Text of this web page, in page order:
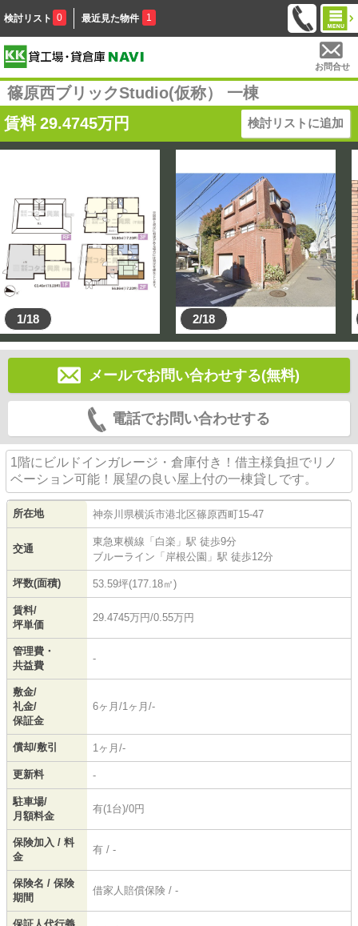
検討リスト 0 最近見た物件 1
お問合せ
篠原西ブリックStudio(仮称） 一棟
賃料 29.4745万円 検討リストに追加
1/18 2/18
メールでお問い合わせする(無料)
電話でお問い合わせする
1階にビルドインガレージ・倉庫付き！借主様負担でリノ
ベーション可能！展望の良い屋上付の一棟貸しです。
所在地 神奈川県横浜市港北区篠原西町15-47
交通
東急東横線 「 白楽 」駅 徒歩9分
ブルーライン 「 岸根公園 」駅 徒歩12分
坪数(面積) 53.59坪(177.18㎡)
賃料/
坪単価
29.4745万円/0.55万円
管理費・
共益費
-
敷金/
礼金/
保証金
6ヶ月/1ヶ月/-
償却/敷引 1ヶ月/-
更新料 -
駐車場/
月額料金
有(1台)/0円
保険加入 / 料
金
有 / -
保険名 / 保険
期間
借家人賠償保険 / -